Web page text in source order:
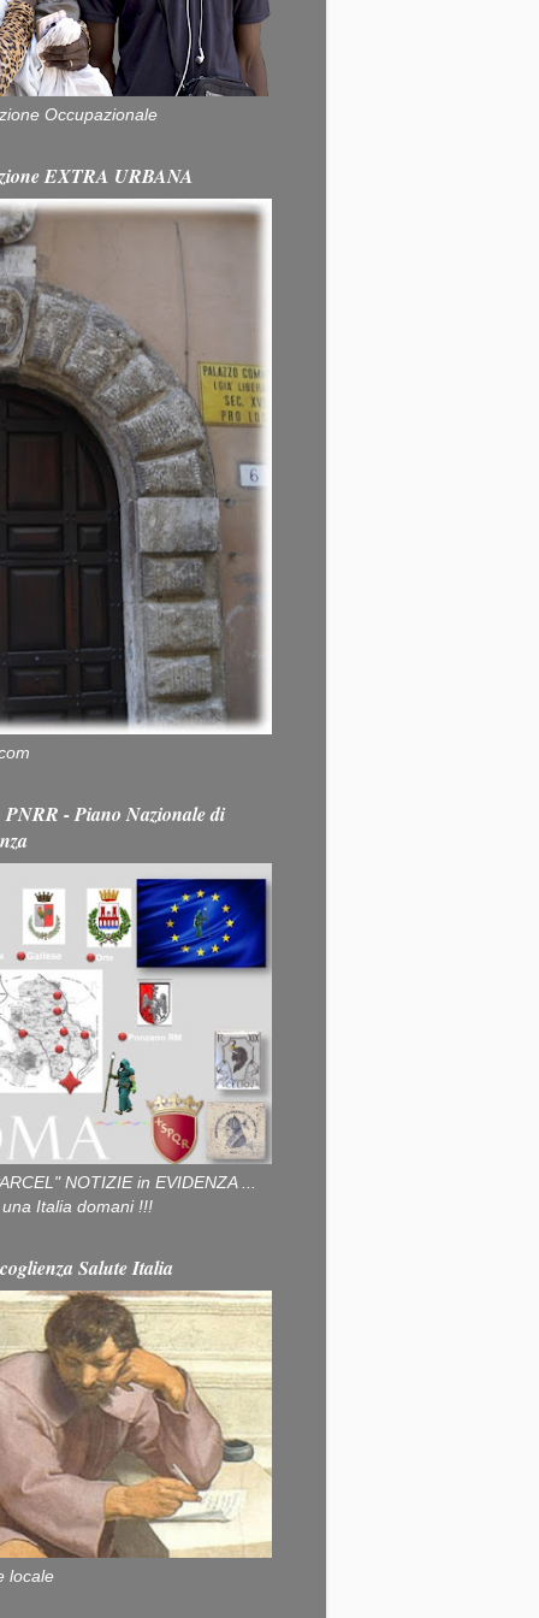
Occupazionale
EXTRA URBANA
- Piano Nazionale di
NOTIZIE in EVIDENZA ...
Italia domani !!!
Salute Italia
locale